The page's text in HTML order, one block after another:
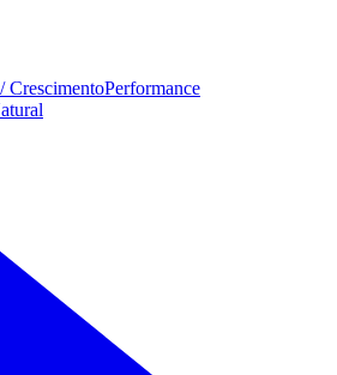
CrescimentoPerformance